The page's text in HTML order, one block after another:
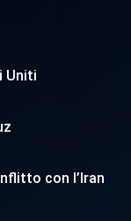
Uniti
con l’Iran